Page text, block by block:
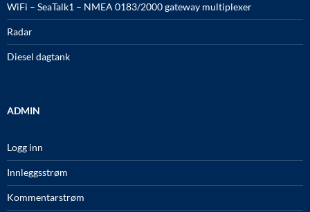
WiFi – SeaTalk1 – NMEA 0183/2000 gateway multiplexer
Radar
Diesel dagtank
ADMIN
Logg inn
Innleggsstrøm
Kommentarstrøm